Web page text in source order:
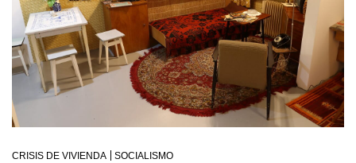
CRISIS DE VIVIENDA SOCIALISMO